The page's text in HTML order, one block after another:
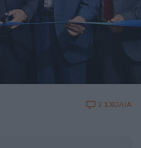
2 ΣΧΟΛΙΑ